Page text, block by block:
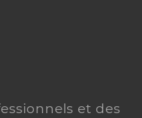
et des